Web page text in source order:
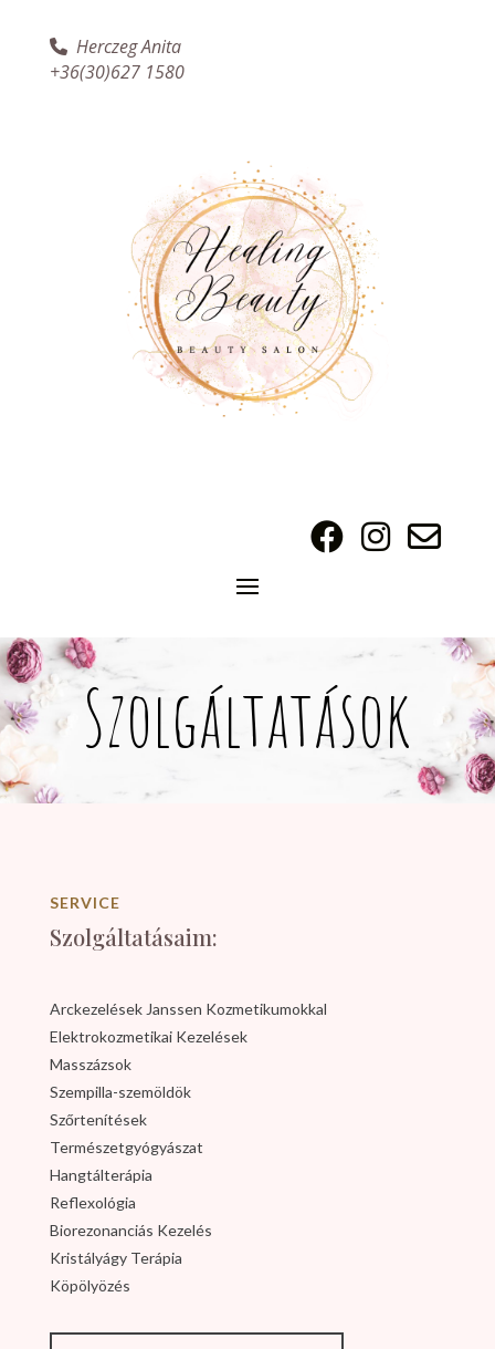
Herczeg Anita
+36(30)627 1580
Szolgáltatások
SERVICE
Szolgáltatásaim:
Arckezelések Janssen Kozmetikumokkal
Elektrokozmetikai Kezelések
Masszázsok
Szempilla-szemöldök
Szőrtenítések
Természetgyógyászat
Hangtálterápia
Reflexológia
Biorezonanciás Kezelés
Kristályágy Terápia
Köpölyözés